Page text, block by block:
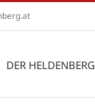
DER HELDENBERG